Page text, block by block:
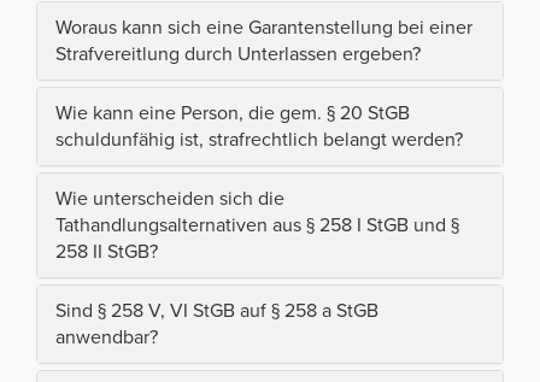
Woraus kann sich eine Garantenstellung bei einer
Strafvereitlung durch Unterlassen ergeben?
Wie kann eine Person, die gem. § 20 StGB
schuldunfähig ist, strafrechtlich belangt werden?
Wie unterscheiden sich die
Tathandlungsalternativen aus § 258 I StGB und §
258 II StGB?
Sind § 258 V, VI StGB auf § 258 a StGB
anwendbar?